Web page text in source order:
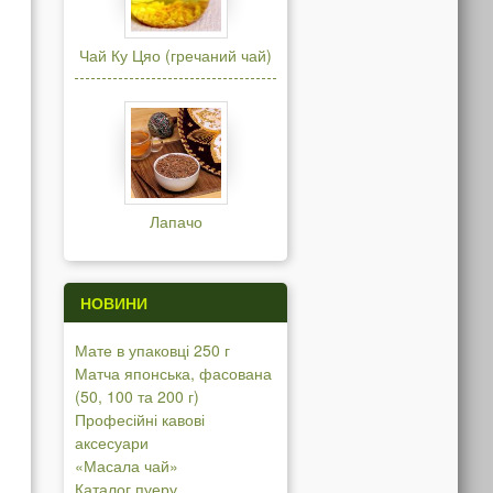
Чай Ку Цяо (гречаний чай)
Лапачо
НОВИНИ
Мате в упаковці 250 г
Матча японська, фасована
(50, 100 та 200 г)
Професійні кавові
аксесуари
«Масала чай»